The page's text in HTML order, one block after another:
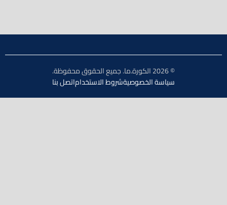
سياسة الخصوصيةشروط الاستخداماتصل بنا